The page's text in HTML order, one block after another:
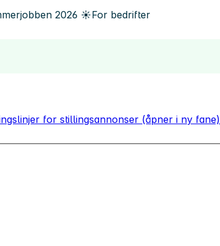
2026 ☀️For bedrifter
for stillingsannonser (åpner i ny fane)